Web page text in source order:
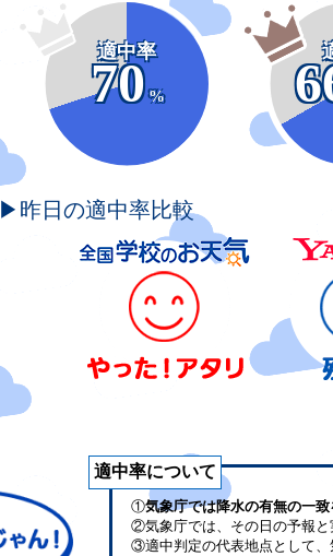
適中率
70
%
▶昨日の適中率比較
適中率について
①気象庁では降水の有無の一致
②気象庁では、その日の予報と
③適中判定の代表地点として、